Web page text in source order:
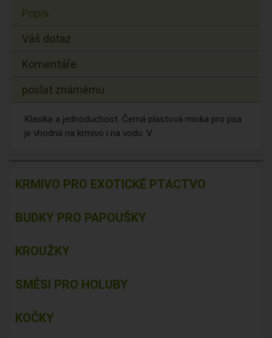
Popis
Váš dotaz
Komentáře
poslat známému
Klasika a jednoduchost. Černá plastová miska pro psa
je vhodná na krmivo i na vodu. V
KRMIVO PRO EXOTICKÉ PTACTVO
BUDKY PRO PAPOUŠKY
KROUŽKY
SMĚSI PRO HOLUBY
KOČKY